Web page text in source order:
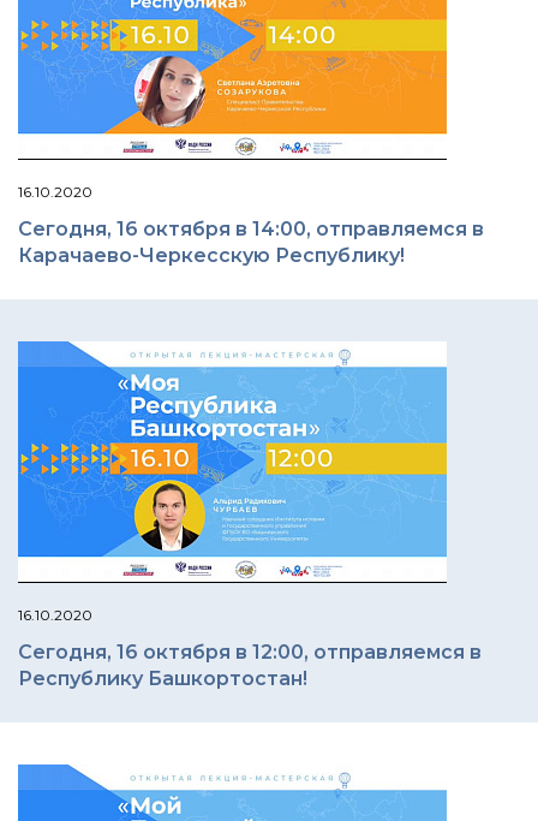
16.10.2020
Сегодня, 16 октября в 14:00, отправляемся в
Карачаево-Черкесскую Республику!
16.10.2020
Сегодня, 16 октября в 12:00, отправляемся в
Республику Башкортостан!